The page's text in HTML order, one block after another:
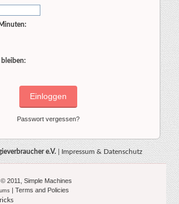
bleiben:
Passwort vergessen?
e.V. Impressum & Datenschutz
2011 Simple Machines
| Terms and Policies